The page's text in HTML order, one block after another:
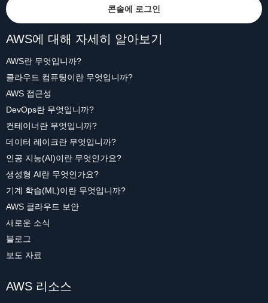
콘솔에 로그인
AWS에 대해 자세히 알아보기
AWS란 무엇입니까?
클라우드 컴퓨팅이란 무엇입니까?
AWS 접근성
DevOps란 무엇입니까?
컨테이너란 무엇입니까?
데이터 레이크란 무엇입니까?
인공 지능(AI)이란 무엇인가요?
생성형 AI란 무엇인가요?
기계 학습(ML)이란 무엇입니까?
AWS 클라우드 보안
새로운 소식
블로그
보도 자료
AWS 리소스